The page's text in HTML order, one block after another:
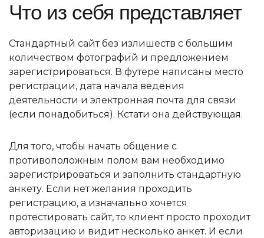
Что из себя представляет
Стандартный сайт без излишеств с большим
количеством фотографий и предложением
зарегистрироваться. В футере написаны место
регистрации, дата начала ведения
деятельности и электронная почта для связи
(если понадобиться). Кстати она действующая.
Для того, чтобы начать общение с
противоположным полом вам необходимо
зарегистрироваться и заполнить стандартную
анкету. Если нет желания проходить
регистрацию, а изначально хочется
протестировать сайт, то клиент просто проходит
авторизацию и видит несколько анкет. И если